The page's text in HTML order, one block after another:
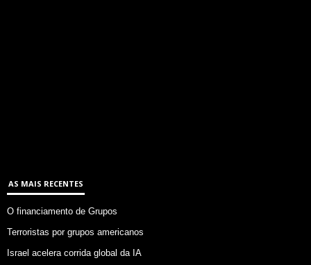
AS MAIS RECENTES
O financiamento de Grupos
Terroristas por grupos americanos
Israel acelera corrida global da IA